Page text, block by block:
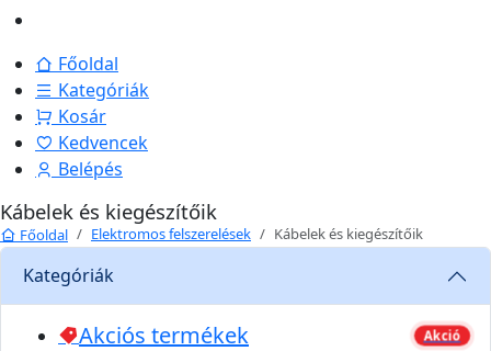
Főoldal
Kategóriák
Kosár
Kedvencek
Belépés
Kábelek és kiegészítőik
Főoldal Elektromos felszerelések Kábelek és kiegészítőik
Kategóriák
Akciós termékek Akció